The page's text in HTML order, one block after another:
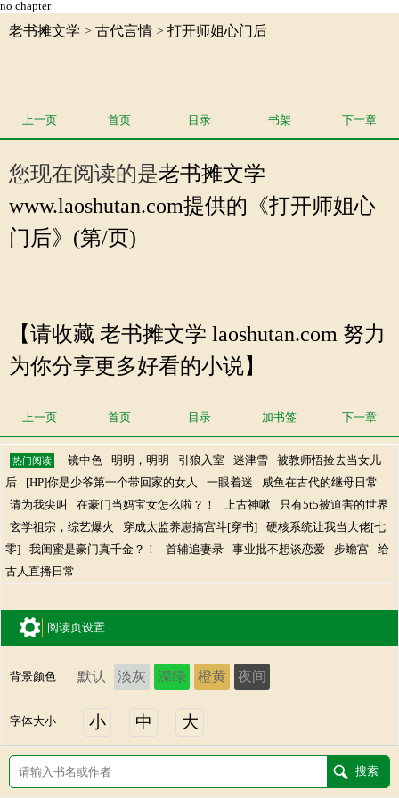
no chapter
老书摊文学 > 古代言情 > 打开师姐心门后
上一页 首页 目录 书架 下一章
您现在阅读的是老书摊文学
www.laoshutan.com提供的《打开师姐心
门后》(第/页)
【请收藏 老书摊文学 laoshutan.com 努力
为你分享更多好看的小说】
上一页 首页 目录 加书签 下一章
热门阅读 镜中色 明明，明明 引狼入室 迷津雪
被教师悟捡去当女儿
后
[HP]你是少爷第一个带回家的女人 一眼着迷
咸鱼在古代的继母日常
请为我尖叫
在豪门当妈宝女怎么啦？！ 上古神啾
只有5t5被迫害的世界
玄学祖宗，综艺爆火
穿成太监养崽搞宫斗[穿书]
硬核系统让我当大佬[七
零]
我闺蜜是豪门真千金？！ 首辅追妻录 事业批不想谈恋爱 步蟾宫
给
古人直播日常
阅读页设置
背景颜色 默认 淡灰 深绿 橙黄 夜间
字体大小 小 中 大